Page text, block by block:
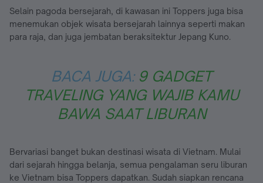
Selain pagoda bersejarah, di kawasan ini Toppers juga bisa
menemukan objek wisata bersejarah lainnya seperti makan
para raja, dan juga jembatan beraksitektur Jepang Kuno.
BACA JUGA: 9 GADGET
TRAVELING YANG WAJIB KAMU
BAWA SAAT LIBURAN
Bervariasi banget bukan destinasi wisata di Vietnam. Mulai
dari sejarah hingga belanja, semua pengalaman seru liburan
ke Vietnam bisa Toppers dapatkan. Sudah siapkan rencana